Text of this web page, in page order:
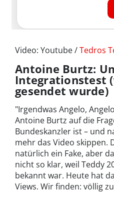
Video: Youtube /Tedros
Antoine Burtz:
Integrationstest
gesendet wurde)
"Irgendwas Angelo,
Antoine Burtz auf die
Bundeskanzler ist – und
mehr das Video skippen.
natürlich ein Fake, aber
nicht so klar, weil Teddy
bekannt war. Heute hat
Views. Wir finden: völlig